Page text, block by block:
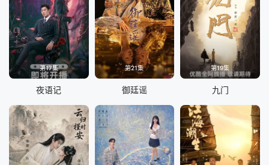
第17集
夜语记
第21集
御廷谣
第19集
九门